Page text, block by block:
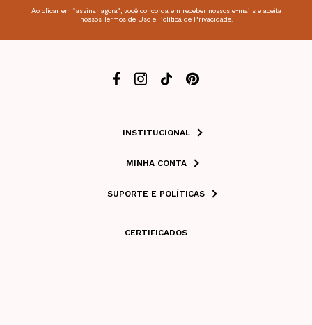
Ao clicar em "assinar agora", você concorda em receber nossos e-mails e aceita
nossos Termos de Uso e Política de Privacidade.
INSTITUCIONAL
MINHA CONTA
SUPORTE E POLÍTICAS
CERTIFICADOS